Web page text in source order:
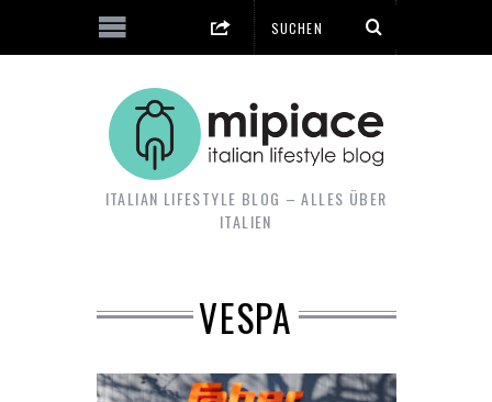
ITALIAN LIFESTYLE BLOG – ALLES ÜBER
ITALIEN
VESPA